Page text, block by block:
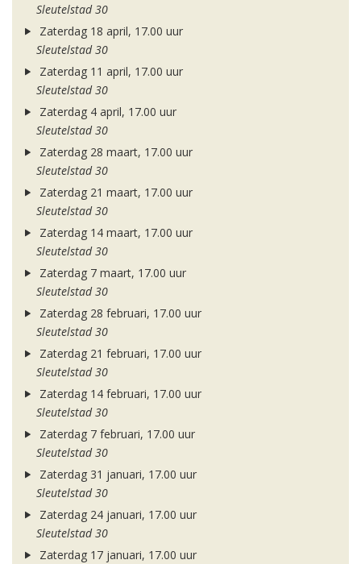
Sleutelstad 30
Zaterdag 18 april, 17.00 uur
Sleutelstad 30
Zaterdag 11 april, 17.00 uur
Sleutelstad 30
Zaterdag 4 april, 17.00 uur
Sleutelstad 30
Zaterdag 28 maart, 17.00 uur
Sleutelstad 30
Zaterdag 21 maart, 17.00 uur
Sleutelstad 30
Zaterdag 14 maart, 17.00 uur
Sleutelstad 30
Zaterdag 7 maart, 17.00 uur
Sleutelstad 30
Zaterdag 28 februari, 17.00 uur
Sleutelstad 30
Zaterdag 21 februari, 17.00 uur
Sleutelstad 30
Zaterdag 14 februari, 17.00 uur
Sleutelstad 30
Zaterdag 7 februari, 17.00 uur
Sleutelstad 30
Zaterdag 31 januari, 17.00 uur
Sleutelstad 30
Zaterdag 24 januari, 17.00 uur
Sleutelstad 30
Zaterdag 17 januari, 17.00 uur